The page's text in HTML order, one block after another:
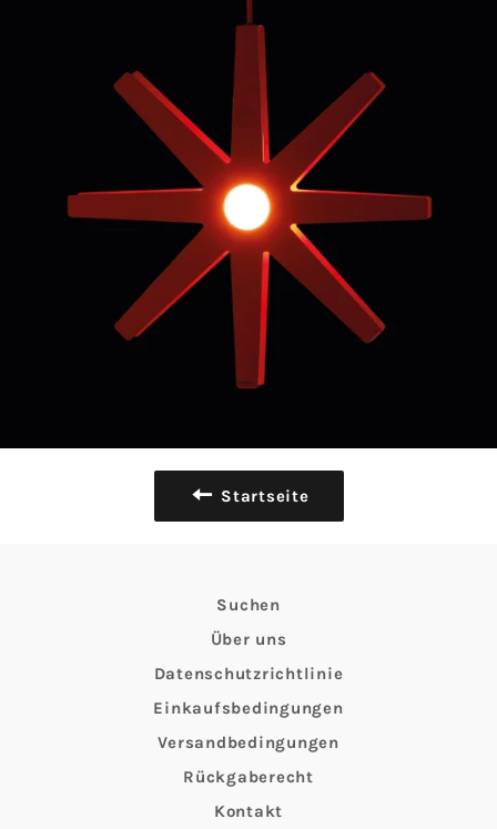
Startseite
Suchen
Über uns
Datenschutzrichtlinie
Einkaufsbedingungen
Versandbedingungen
Rückgaberecht
Kontakt